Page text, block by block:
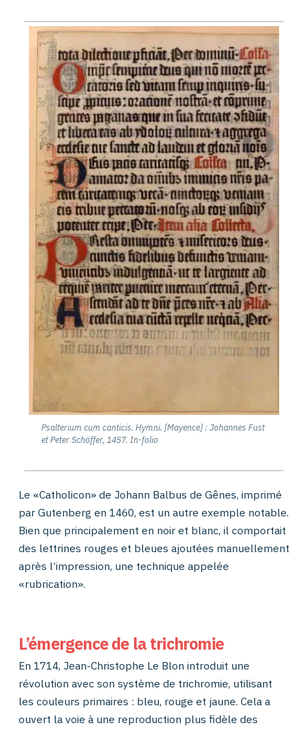
Psalterium cum canticis. Hymni. [Mayence] : Johannes Fust
et Peter Schöffer, 1457. In-folio
Le «Catholicon» de Johann Balbus de Gênes, imprimé
par Gutenberg en 1460, est un autre exemple notable.
Bien que principalement en noir et blanc, il comportait
des lettrines rouges et bleues ajoutées manuellement
après l’impression, une technique appelée
«rubrication».
L’émergence de la trichromie
En 1714, Jean-Christophe Le Blon introduit une
révolution avec son système de trichromie, utilisant
les couleurs primaires : bleu, rouge et jaune. Cela a
ouvert la voie à une reproduction plus fidèle des